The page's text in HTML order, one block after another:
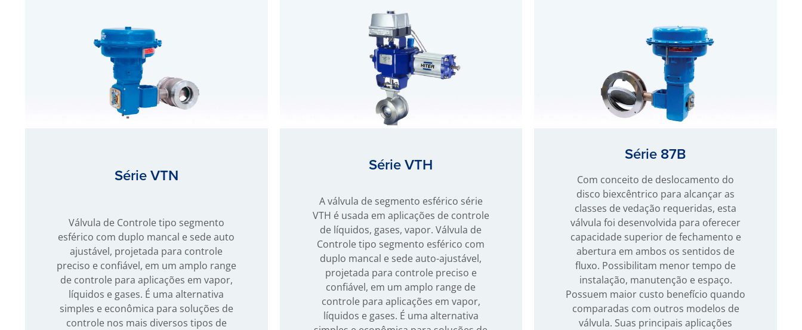
Série VTN
Válvula de Controle tipo segmento
esférico com duplo mancal e sede auto
ajustável, projetada para controle
preciso e confiável, em um amplo range
de controle para aplicações em vapor,
líquidos e gases. É uma alternativa
simples e econômica para soluções de
controle nos mais diversos tipos de
Série VTH
A válvula de segmento esférico série
VTH é usada em aplicações de controle
de líquidos, gases, vapor. Válvula de
Controle tipo segmento esférico com
duplo mancal e sede auto-ajustável,
projetada para controle preciso e
confiável, em um amplo range de
controle para aplicações em vapor,
líquidos e gases. É uma alternativa
Série 87B
Com conceito de deslocamento do
disco biexcêntrico para alcançar as
classes de vedação requeridas, esta
válvula foi desenvolvida para oferecer
capacidade superior de fechamento e
abertura em ambos os sentidos de
fluxo. Possibilitam menor tempo de
instalação, manutenção e espaço.
Possuem maior custo benefício quando
comparadas com outros modelos de
válvula. Suas principais aplicações